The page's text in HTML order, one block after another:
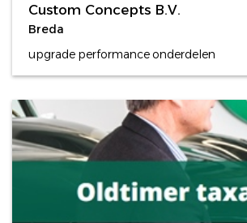
Custom Concepts B.V.
Breda
upgrade performance onderdelen